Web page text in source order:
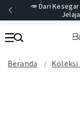
🥕 Dari
Beranda Koleksi